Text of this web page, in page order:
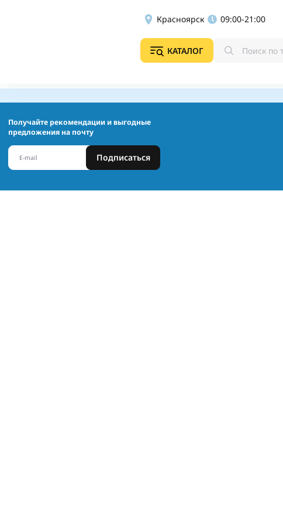
Красноярск 09:00-21:00
КАТАЛОГ
Получайте рекомендации и выгодные
предложения на почту
Подписаться